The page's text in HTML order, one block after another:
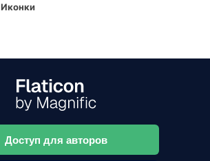
Иконки
Доступ для авторов